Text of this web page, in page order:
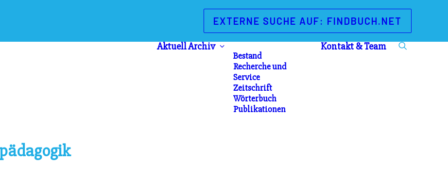
EXTERNE SUCHE AUF: FINDBUCH.NET
AktuellArchiv
Bestand
Recherche und
Service
Zeitschrift
Wörterbuch
Publikationen
Kontakt & Team